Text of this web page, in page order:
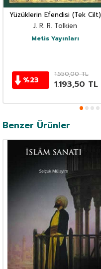
Yüzüklerin Efendisi (Tek Cilt)
J. R. R. Tolkien
Metis Yayınları
%23
1.550,00TL
1.193,50 TL
Benzer Ürünler